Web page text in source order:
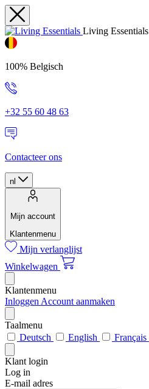
Living Essentials
100% Belgisch
+32 55 60 48 63
Contacteer ons
nl
Mijn account
Klantenmenu
Mijn verlanglijst
Winkelwagen
Klantenmenu
Inloggen Account aanmaken
Taalmenu
Deutsch
English Français
Klant login
Log in
E-mail adres